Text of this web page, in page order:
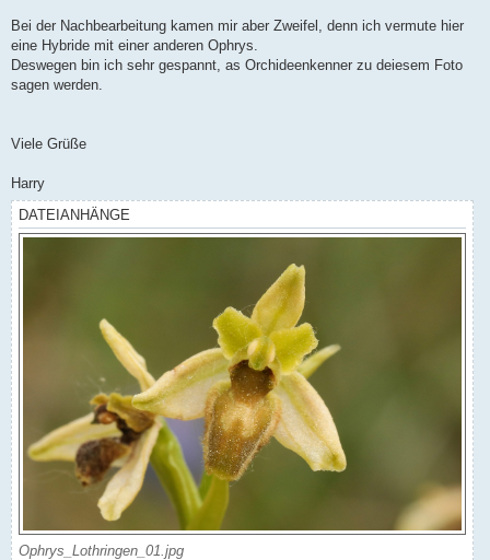
Bei der Nachbearbeitung kamen mir aber Zweifel, denn ich vermute hier
eine Hybride mit einer anderen Ophrys.
Deswegen bin ich sehr gespannt, as Orchideenkenner zu deiesem Foto
sagen werden.
Viele Grüße
Harry
DATEIANHÄNGE
Ophrys_Lothringen_01.jpg